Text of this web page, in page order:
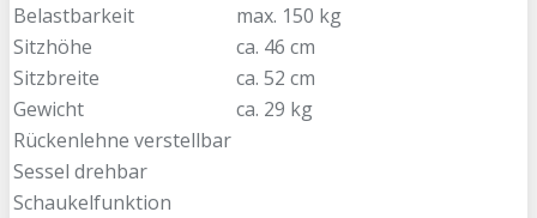
Belastbarkeit
max. 150 kg
Sitzhöhe
ca. 46 cm
Sitzbreite
ca. 52 cm
Gewicht
ca. 29 kg
Rückenlehne verstellbar
Sessel drehbar
Schaukelfunktion